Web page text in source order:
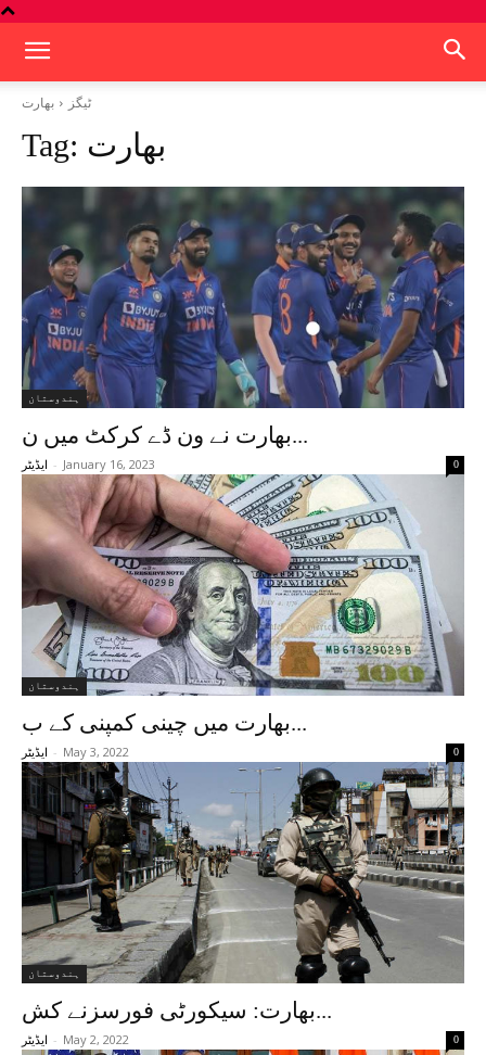
ٹیگز بھارت
Tag: بھارت
ہندوستان
بھارت نے ون ڈے کرکٹ میں ن...
ایڈیٹر - January 16, 2023 0
ہندوستان
بھارت میں چینی کمپنی کے ب...
ایڈیٹر - May 3, 2022 0
ہندوستان
بھارت: سیکورٹی فورسزنے کش...
ایڈیٹر - May 2, 2022 0